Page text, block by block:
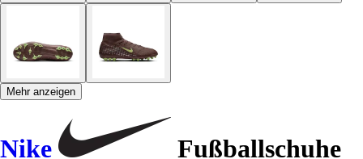
Mehr anzeigen
Nike
Fußballschuhe